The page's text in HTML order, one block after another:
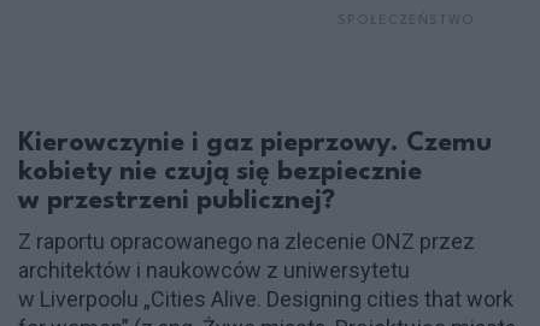
Kierowczynie i gaz pieprzowy. Czemu
kobiety nie czują się bezpiecznie
w przestrzeni publicznej?
Z raportu opracowanego na zlecenie ONZ przez
architektów i naukowców z uniwersytetu
w Liverpoolu „Cities Alive. Designing cities that work